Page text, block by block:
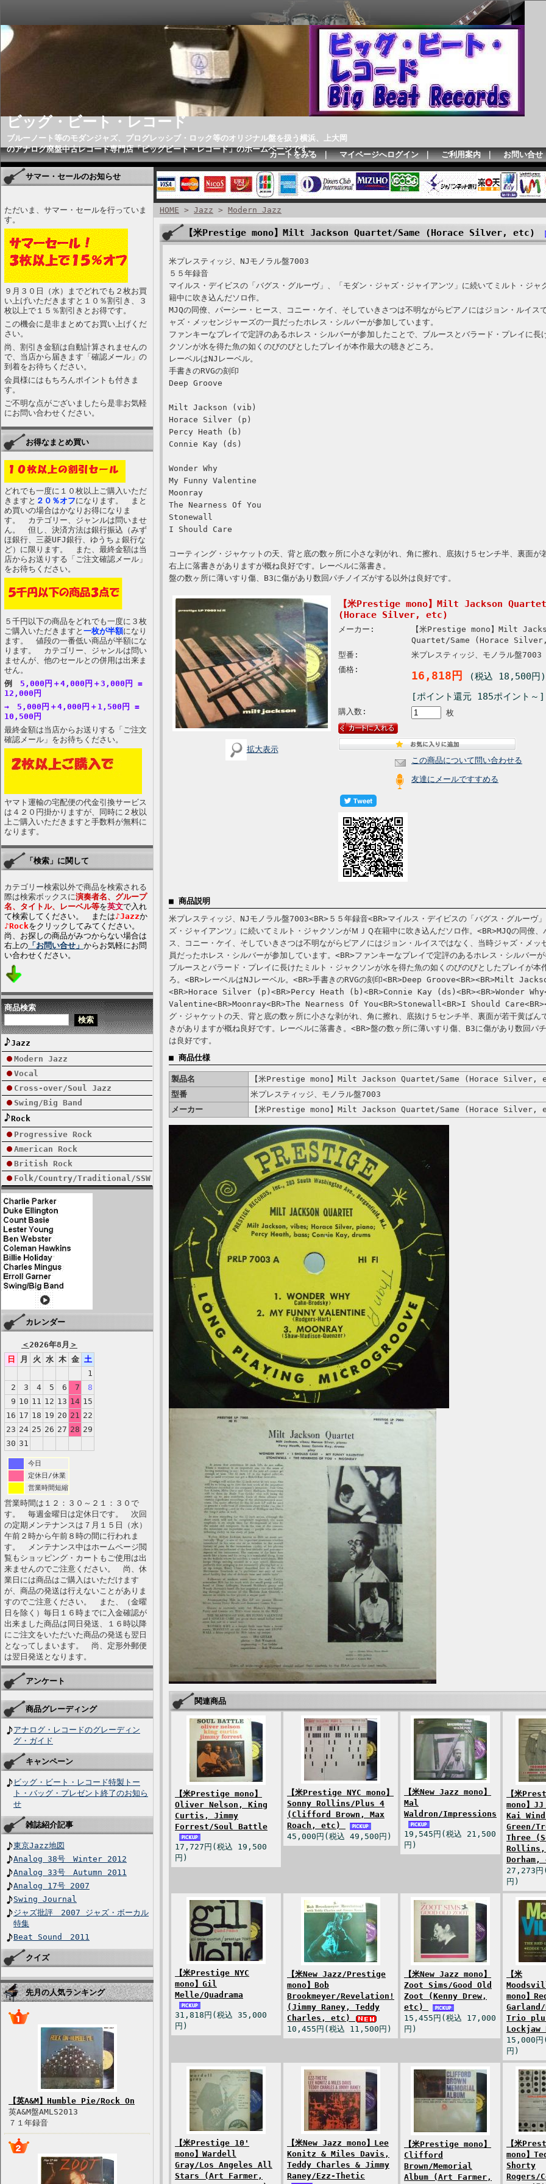
ビッグ・ビート・レコード
ブルーノート等のモダンジャズ、プログレッシブ・ロック等のオリジナル盤を扱う横浜、上大岡
のアナログ廃盤中古レコード専門店「ビッグビート・レコード」のホームページです。
カートをみる｜ マイページへログイン｜ ご利用案内｜ お問い合せ
サマー・セールのお知らせ
ただいま、サマー・セールを行っていま
す。
９月３０日（水）までどれでも２枚お買
い上げいただきますと１０％割引き、３
枚以上で１５％割引きとお得です。
この機会に是非まとめてお買い上げくだ
さい。
尚、割引き金額は自動計算されませんの
で、当店から届きます「確認メール」の
到着をお待ちください。
会員様にはもちろんポイントも付きま
す。
ご不明な点がございましたら是非お気軽
にお問い合わせください。
お得なまとめ買い
どれでも一度に１０枚以上ご購入いただ
きますと ２０％オフになります。 まと
め買いの場合はかなりお得になりま
す。 カテゴリー、ジャンルは問いませ
ん。 但し、決済方法は銀行振込（みず
ほ銀行、三菱UFJ銀行、ゆうちょ銀行な
ど）に限ります。 また、最終金額は当
店からお送りする「ご注文確認メール」
をお待ちください。
５千円以下の商品をどれでも一度に３枚
ご購入いただきますと 一枚が半額になり
ます。 値段の一番低い商品が半額にな
ります。 カテゴリー、ジャンルは問い
ませんが、他のセールとの併用は出来ま
せん。
例
5,000円＋4,000円＋3,000円 =
12,000円
→ 5,000円＋4,000円＋1,500円 =
10,500円
最終金額は当店からお送りする「ご注文
確認メール」をお待ちください。
ヤマト運輸の宅配便の代金引換サービス
は４２０円掛かりますが、同時に２枚以
上ご購入いただきますと手数料が無料に
なります。
「検索」に関して
カテゴリー検索以外で商品を検索される
際は検索ボックスに演奏者名、グループ
名、タイトル、レーベル等を英文で入れ
て検索してください。 または♪Jazzか
♪Rockをクリックしてみてください。
尚、お探しの商品がみつからない場合は
右上の 「お問い合せ」 からお気軽にお問
い合わせください。
商品検索
Jazz
Modern Jazz
Vocal
Cross-over/Soul Jazz
Swing/Big Band
Rock
Progressive Rock
American Rock
British Rock
Folk/Country/Traditional/SSW
カレンダー
＜2026年8月 ＞
日
月 火 水 木 金 土
1
2
3 4 5 6 7
8
9 10 11 12 13 14 15
16 17 18 19 20 21 22
23 24 25 26 27 28 29
30 31
今日
定休日/休業
営業時間短縮
営業時間は１２：３０～２１：３０で
す。 毎週金曜日は定休日です。 次回
の定期メンテナンスは７月１５日（水）
午前２時から午前８時の間に行われま
す。 メンテナンス中はホームページ閲
覧もショッピング・カートもご使用は出
来ませんのでご注意ください。 尚、休
業日には商品はご購入はいただけます
が、商品の発送は行えないことがありま
すのでご注意ください。 また、（金曜
日を除く）毎日１６時までに入金確認が
出来ました商品は同日発送、１６時以降
にご注文をいただいた商品の発送も翌日
となってしまいます。 尚、定形外郵便
は翌日発送となります。
アンケート
商品グレーディング
アナログ・レコードのグレーディン
グ・ガイド
キャンペーン
ビッグ・ビート・レコード特製トー
ト・バッグ・プレゼント終了のお知ら
せ
雑誌紹介記事
東京Jazz地図
Analog 38号 Winter 2012
Analog 33号 Autumn 2011
Analog 17号 2007
Swing Journal
ジャズ批評 2007 ジャズ・ボーカル
特集
Beat Sound 2011
クイズ
先月の人気ランキング
【英A&M】Humble Pie/Rock On
英A&M盤AMLS2013
７１年録音
HOME > Jazz > Modern Jazz
【米Prestige mono】Milt Jackson Quartet/Same (Horace Silver, etc)
米プレスティッジ、NJモノラル盤7003
５５年録音
マイルス・デイビスの「バグス・グルーヴ」、「モダン・ジャズ・ジャイアンツ」に続いてミルト・ジャ
籍中に吹き込んだソロ作。
MJQの同僚、パーシー・ヒース、コニー・ケイ、そしていきさつは不明ながらピアノにはジョン・ルイス
ャズ・メッセンジャーズの一員だったホレス・シルバーが参加しています。
ファンキーなプレイで定評のあるホレス・シルバーが参加したことで、ブルースとバラード・プレイに長
クソンが水を得た魚の如くのびのびとしたプレイが本作最大の聴きどころ。
レーベルはNJレーベル。
手書きのRVGの刻印
Deep Groove
Milt Jackson (vib)
Horace Silver (p)
Percy Heath (b)
Connie Kay (ds)
Wonder Why
My Funny Valentine
Moonray
The Nearness Of You
Stonewall
I Should Care
コーティング・ジャケットの天、背と底の数ヶ所に小さな剥がれ、角に擦れ、底抜け５センチ半、裏面が
右上に落書きがありますが概ね良好です。レーベルに落書き。
盤の数ヶ所に薄いすり傷、B3に傷があり数回パチノイズがする以外は良好です。
拡大表示
【米Prestige mono】Milt Jackson
(Horace Silver, etc)
メーカー:
【米Prestige mono】Milt
Quartet/Same (Horace
型番:
米プレスティッジ、モノラル盤7003
価格:
16,818円
(税込 18,500円)
[ポイント還元 185ポイント～]
購入数: 枚
この商品について問い合わせる
友達にメールですすめる
■ 商品説明
米プレスティッジ、NJモノラル盤7003<BR>５５年録音<BR>マイルス・デイビスの「バグス・グルーヴ
ズ・ジャイアンツ」に続いてミルト・ジャクソンがＭＪＱ在籍中に吹き込んだソロ作。<BR>MJQの同僚
ス、コニー・ケイ、そしていきさつは不明ながらピアノにはジョン・ルイスではなく、当時ジャズ・メッ
員だったホレス・シルバーが参加しています。<BR>ファンキーなプレイで定評のあるホレス・シルバー
ブルースとバラード・プレイに長けたミルト・ジャクソンが水を得た魚の如くのびのびとしたプレイが本
ろ。<BR>レーベルはNJレーベル。<BR>手書きのRVGの刻印<BR>Deep Groove<BR><BR>Milt
<BR>Horace Silver (p)<BR>Percy Heath (b)<BR>Connie Kay (ds)<BR><BR>Wonder
Valentine<BR>Moonray<BR>The Nearness Of You<BR>Stonewall<BR>I Should
グ・ジャケットの天、背と底の数ヶ所に小さな剥がれ、角に擦れ、底抜け５センチ半、裏面が若干黄ばん
きがありますが概ね良好です。レーベルに落書き。<BR>盤の数ヶ所に薄いすり傷、B3に傷があり数回パ
は良好です。
■ 商品仕様
製品名
【米Prestige mono】Milt Jackson Quartet/Same (Horace Silver,
型番
米プレスティッジ、モノラル盤7003
メーカー
【米Prestige mono】Milt Jackson Quartet/Same (Horace Silver,
関連商品
【米Prestige mono】
Oliver Nelson, King
Curtis, Jimmy
Forrest/Soul Battle
17,727円(税込 19,500
円)
【米Prestige NYC mono】
Sonny Rollins/Plus 4
(Clifford Brown, Max
Roach, etc)
45,000円(税込 49,500円)
【米New Jazz mono】
Mal
Waldron/Impressions
19,545円(税込 21,500
円)
【米
mono】
Kai
Green/
Three
Rollins,
27,273
円)
【米Prestige NYC
mono】Gil
Melle/Quadrama
31,818円(税込 35,000
円)
【米New Jazz/Prestige
mono】Bob
Brookmeyer/Revelation!
(Jimmy Raney, Teddy
Charles, etc)
10,455円(税込 11,500円)
【米New Jazz mono】
Zoot Sims/Good Old
Zoot (Kenny Drew,
etc)
15,455円(税込 17,000
円)
【米
mono】
Garland/
Trio
15,000
円)
【米Prestige 10'
mono】Wardell
Gray/Los Angeles All
Stars (Art Farmer,
【米New Jazz mono】Lee
Konitz & Miles Davis,
Teddy Charles & Jimmy
Raney/Ezz-Thetic
【米Prestige mono】
Clifford
Brown/Memorial
Album (Art Farmer,
【米
mono】
Shorty
Rogers/